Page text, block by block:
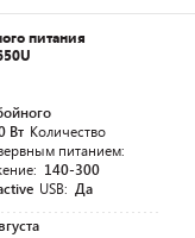
питания
Вт Количество
питанием:
140-300
USB: Да